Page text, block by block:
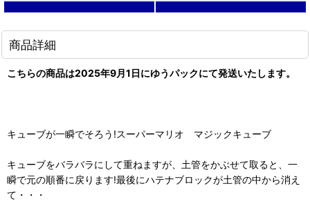
商品詳細
こちらの商品は2025年9月1日にゆうパックにて発送いたします。
キューブが一瞬でそろう!スーパーマリオ マジックキューブ
キューブをバラバラにして重ねますが、土管をかぶせて取ると、一
瞬で元の順番に戻ります!最後にハテナブロックが土管の中から消え
て・・・